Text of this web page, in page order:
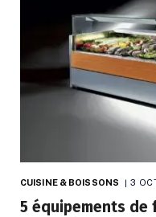
CUISINE & BOISSONS 3
5 équipements